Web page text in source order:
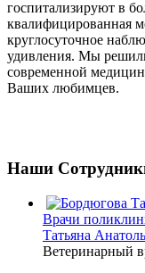
госпитализируют в
квалифицированная
круглосуточное
удивления. Мы
современной
Ваших любимцев.
Наши
Врачи
Татьяна
Ветеринарный